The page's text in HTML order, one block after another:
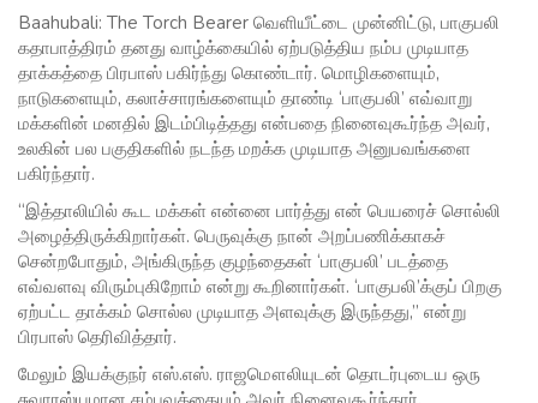
Baahubali: The Torch Bearer வெளியீட்டை முன்னிட்டு, பாகுபலி
கதாபாத்திரம் தனது வாழ்க்கையில் ஏற்படுத்திய நம்ப முடியாத
தாக்கத்தை பிரபாஸ் பகிர்ந்து கொண்டார். மொழிகளையும்,
நாடுகளையும், கலாச்சாரங்களையும் தாண்டி ‘பாகுபலி’ எவ்வாறு
மக்களின் மனதில் இடம்பிடித்தது என்பதை நினைவுகூர்ந்த அவர்,
உலகின் பல பகுதிகளில் நடந்த மறக்க முடியாத அனுபவங்களை
பகிர்ந்தார்.
“இத்தாலியில் கூட மக்கள் என்னை பார்த்து என் பெயரைச் சொல்லி
அழைத்திருக்கிறார்கள். பெருவுக்கு நான் அறப்பணிக்காகச்
சென்றபோதும், அங்கிருந்த குழந்தைகள் ‘பாகுபலி’ படத்தை
எவ்வளவு விரும்புகிறோம் என்று கூறினார்கள். ‘பாகுபலி’க்குப் பிறகு
ஏற்பட்ட தாக்கம் சொல்ல முடியாத அளவுக்கு இருந்தது,” என்று
பிரபாஸ் தெரிவித்தார்.
மேலும் இயக்குநர் எஸ்.எஸ். ராஜமௌலியுடன் தொடர்புடைய ஒரு